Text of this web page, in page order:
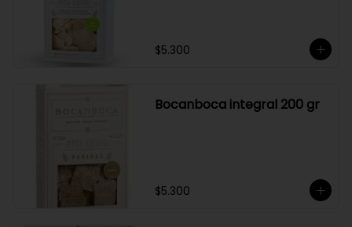
$5.300
Bocanboca integral 200 gr
$5.300